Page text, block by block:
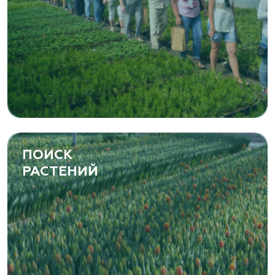
ПОИСК
РАСТЕНИЙ